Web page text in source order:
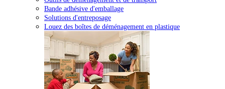
Bande adhésive d'emballage
Solutions d'entreposage
Louez des boîtes de déménagement en plastique